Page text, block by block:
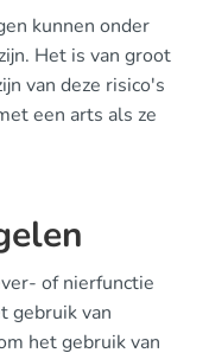
kunnen onder
Het is van groot
van deze risico's
een arts als ze
of nierfunctie
gebruik van
het gebruik van